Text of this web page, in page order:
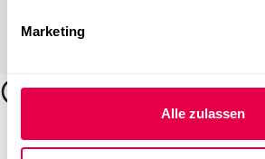
Marketing
Alle zulassen